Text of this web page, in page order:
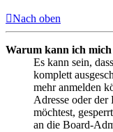
Nach oben
Warum kann ich
Es kann sein,
komplett
mehr anmelden
Adresse oder der
möchtest,
an die Board-